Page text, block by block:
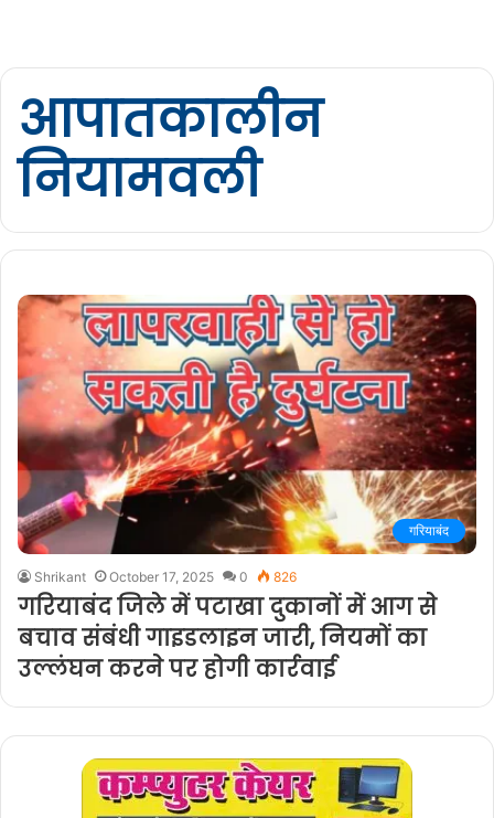
आपातकालीन
नियामवली
गरियाबंद
Shrikant October 17, 2025 0 826
गरियाबंद जिले में पटाखा दुकानों में आग से
बचाव संबंधी गाइडलाइन जारी, नियमों का
उल्लंघन करने पर होगी कार्रवाई